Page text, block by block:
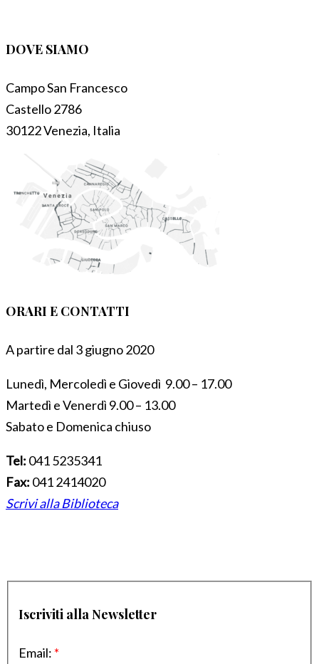
DOVE SIAMO
Campo San Francesco
Castello 2786
30122 Venezia, Italia
ORARI E CONTATTI
A partire dal 3 giugno 2020
Lunedì, Mercoledì e Giovedì 9.00 – 17.00
Martedì e Venerdì 9.00 – 13.00
Sabato e Domenica chiuso
Tel: 041 5235341
Fax: 041 2414020
Scrivi alla Biblioteca
Iscriviti alla Newsletter
Email: *